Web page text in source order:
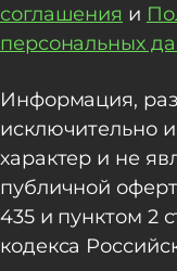
соглашения и
персональных
Информация,
исключительно
характер и не
публичной
435 и пунктом 2
кодекса